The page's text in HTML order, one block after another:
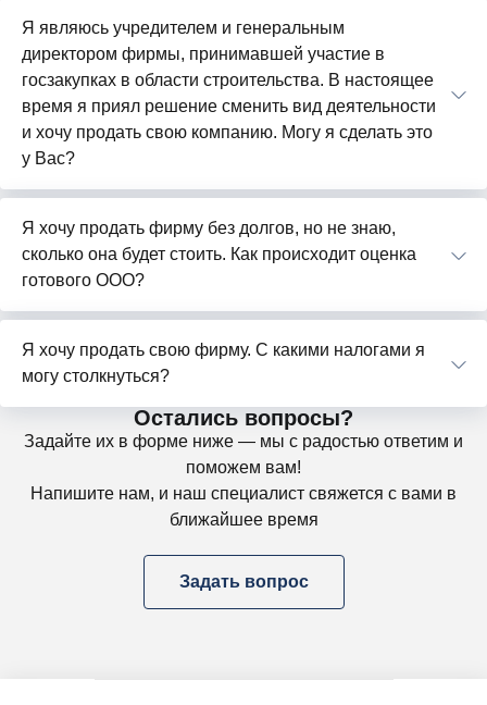
Я являюсь учредителем и генеральным
директором фирмы, принимавшей участие в
госзакупках в области строительства. В настоящее
время я приял решение сменить вид деятельности
и хочу продать свою компанию. Могу я сделать это
у Вас?
Я хочу продать фирму без долгов, но не знаю,
сколько она будет стоить. Как происходит оценка
готового ООО?
Я хочу продать свою фирму. С какими налогами я
могу столкнуться?
Остались вопросы?
Задайте их в форме ниже — мы с радостью ответим и
поможем вам!
Напишите нам, и наш специалист свяжется с вами в
ближайшее время
Задать вопрос